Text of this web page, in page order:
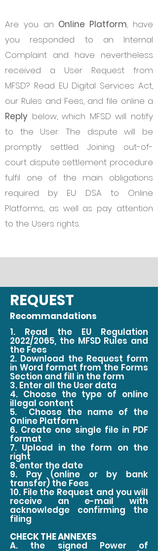
Are you an Online Platform, have
you responded to an Internal
Complaint and have nevertheless
received a User Request from
MFSD? Read EU Digital Services Act,
our Rules and Fees, and file online a
Reply below, which MFSD will notify
to the User. The dispute will be
promptly settled. Joining out-of-
court dispute settlement procedure
fulfil one of the main obligations
required by EU DSA to Online
Platforms, as well as pay attention
to the Users rights.
REQUEST
Recommandations
1. Read the EU Regulation
2022/2065, the MFSD Rules and
the Fees
2. Download the Request form
in Word format from the Forms
Section and fill in the form
3. Enter all the User data
4. Choose the type of online
illegal content
5. Choose the name of the
Online Platform
6. Create one single file in PDF
format
7. Upload in the form on the
right
8. enter the date
9. Pay (online or by bank
transfer) the Fees
10. File the Request and you will
receive an e-mail with
acknowledge confirming the
filing
CHECK THE ANNEXES
A. the signed Power of